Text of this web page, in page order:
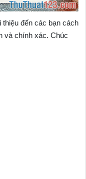
thiệu đến các bạn cách
và chính xác. Chúc